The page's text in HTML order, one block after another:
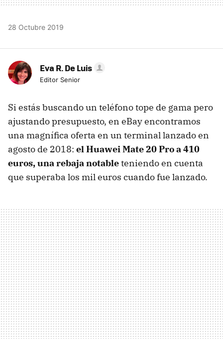
28 Octubre 2019
Eva R. De Luis
Editor Senior
Si estás buscando un teléfono tope de gama pero
ajustando presupuesto, en eBay encontramos
una magnífica oferta en un terminal lanzado en
agosto de 2018: el Huawei Mate 20 Pro a 410
euros, una rebaja notableteniendo en cuenta
que superaba los mil euros cuando fue lanzado.